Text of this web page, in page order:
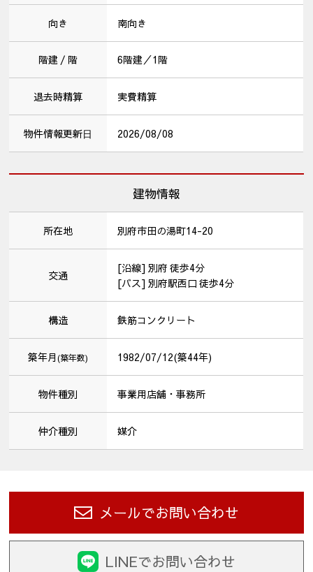
向き 南向き
階建 / 階 6階建／1階
退去時精算 実費精算
物件情報更新⽇ 2026/08/08
建物情報
所在地 別府市田の湯町14-20
交通
[沿線] 別府 徒歩4分
[バス] 別府駅西口 徒歩4分
構造 鉄筋コンクリート
築年月(築年数) 1982/07/12(築44年)
物件種別 事業用店舗・事務所
仲介種別 媒介
メールでお問い合わせ
LINEでお問い合わせ